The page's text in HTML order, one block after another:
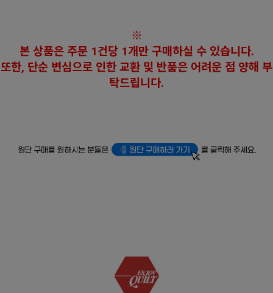
※
본 상품은 주문 1건당 1개만 구매하실 수 있습니다.
또한, 단순 변심으로 인한 교환 및 반품은 어려운 점 양해 부
탁드립니다.